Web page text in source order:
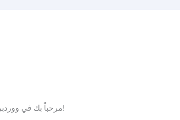
مرحباً بك في ووردبريس. هذه مقالتك الأولى. حررّها أو احذفها، ثم ابدأ النشر!